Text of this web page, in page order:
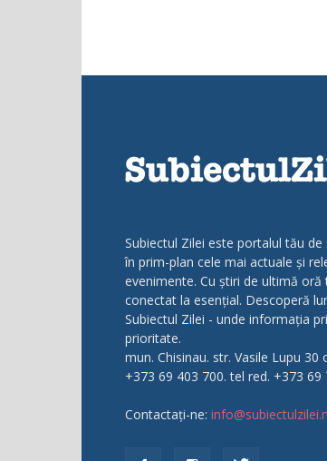
Subiectul Zilei este portalul tău de
în prim-plan cele mai actuale și
evenimente. Cu știri de ultimă oră
conectat la esențial. Descoperă
Subiectul Zilei - unde informația
prioritate.
mun. Chisinau. str. Vasile Lupu 30
+373 69 403 700. tel red. +373 69
Contactați-ne: